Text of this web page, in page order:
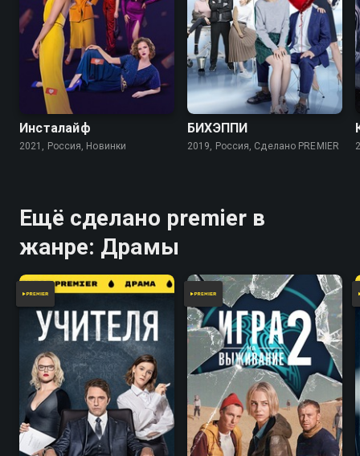
Инсталайф
2021, Россия, Новинки
7.0 6.0
БИХЭППИ
2019, Россия, Сделано PREMIER
Ещё сделано premier в
жанре: Драмы